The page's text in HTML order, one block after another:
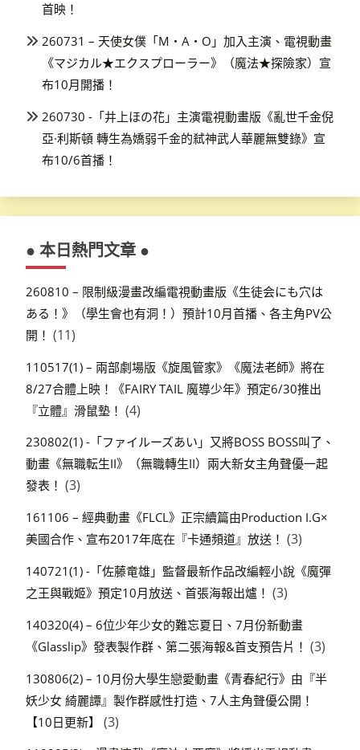
首映！
260731 – 天使女僕「M・A・O」加入主演、電視動畫
《マジカル★エクスプローラー》（魔法★探險家）宣
布10月開播！
260730 -「井上ほの花」主演電視動畫版《亂世千金倪
亞·利斯頓 轉生為嬌弱千金的弒神武人華麗無雙錄》宣
布10/6首播！
● 本日熱門文章 ●
260810 – 限制級漫畫改編電視動畫版《生徒会にも穴は
ある！》（學生會也有洞！）預計10月首播、各主角PV公
開！ (11)
110517(1) – 兩部劇場版《旋風管家》《魔法老師》將在
8/27合體上映！《FAIRY TAIL 魔導少年》預定6/30推出
『立體』滑鼠墊！ (4)
230802(1) -「ファイルーズあい」又將BOSS BOSS叫了、
動畫《無職転生II》（無職轉生II）兩大新女主角聲優一起
發表！ (3)
161106 – 經典動畫《FLCL》正宗續篇由Production I.G×
美國合作、宣布2017年底在『卡通頻道』放送！ (3)
140721(1) -「佐藤竜雄」監督最新作品改編輕小說《魔彈
之王與戰姬》預定10月放送、首張海報出爐！ (3)
140320(4) – 6位少年少女的難忘夏日、7月份新動畫
《Glasslip》發表製作群、第二張海報&首支預告片！ (3)
130806(2) – 10月份大學生戀愛動畫《青春紀行》由『半
妖少女 綺麗譚』製作群感性打造、7人主角聲優公開！
【10日更新】
(3)